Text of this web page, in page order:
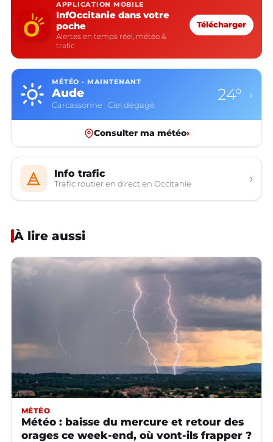
APPLICATION MOBILE
InfOccitanie dans votre
poche
Alertes en temps réel, météo &
trafic
Télécharger
MÉTÉO · MAINTENANT
Aude
Carcassonne · Ciel dégagé
24° ›
Consulter ma météo›
Info trafic
Trafic routier en direct en Occitanie ›
À lire aussi
MÉTÉO
Météo : baisse du mercure et retour des
orages ce week-end, où vont-ils frapper ?